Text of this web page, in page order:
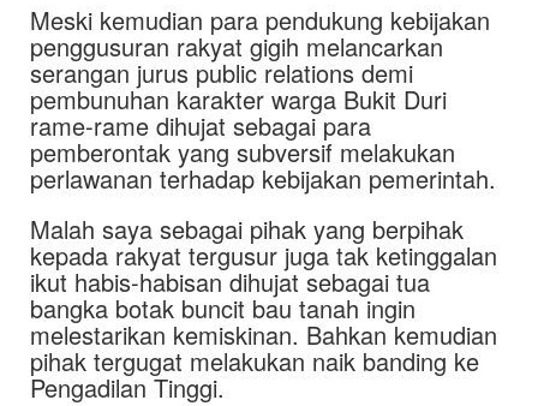
Meski kemudian para pendukung kebijakan
penggusuran rakyat gigih melancarkan
serangan jurus public relations demi
pembunuhan karakter warga Bukit Duri
rame-rame dihujat sebagai para
pemberontak yang subversif melakukan
perlawanan terhadap kebijakan pemerintah.
Malah saya sebagai pihak yang berpihak
kepada rakyat tergusur juga tak ketinggalan
ikut habis-habisan dihujat sebagai tua
bangka botak buncit bau tanah ingin
melestarikan kemiskinan. Bahkan kemudian
pihak tergugat melakukan naik banding ke
Pengadilan Tinggi.